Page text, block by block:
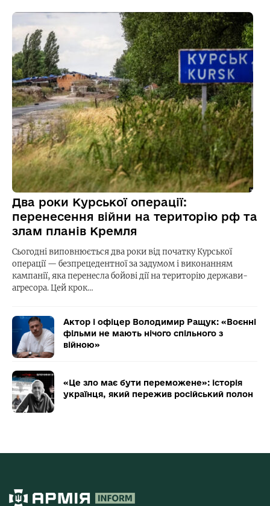
Два роки Курської операції:
перенесення війни на територію рф та
злам планів Кремля
Сьогодні виповнюється два роки від початку Курської
операції — безпрецедентної за задумом і виконанням
кампанії, яка перенесла бойові дії на територію держави-
агресора. Цей крок…
Актор і офіцер Володимир Ращук: «Воєнні
фільми не мають нічого спільного з
війною»
«Це зло має бути переможене»: історія
українця, який пережив російський полон